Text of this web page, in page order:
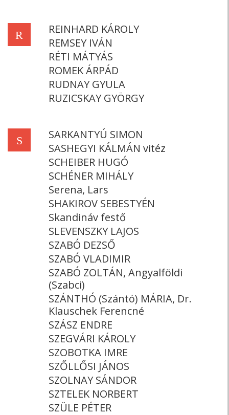
R
REINHARD KÁROLY
REMSEY IVÁN
RÉTI MÁTYÁS
ROMEK ÁRPÁD
RUDNAY GYULA
RUZICSKAY GYÖRGY
S
SARKANTYÚ SIMON
SASHEGYI KÁLMÁN vitéz
SCHEIBER HUGÓ
SCHÉNER MIHÁLY
Serena, Lars
SHAKIROV SEBESTYÉN
Skandináv festő
SLEVENSZKY LAJOS
SZABÓ DEZSŐ
SZABÓ VLADIMIR
SZABÓ ZOLTÁN, Angyalföldi
(Szabci)
SZÁNTHÓ (Szántó) MÁRIA, Dr.
Klauschek Ferencné
SZÁSZ ENDRE
SZEGVÁRI KÁROLY
SZOBOTKA IMRE
SZŐLLŐSI JÁNOS
SZOLNAY SÁNDOR
SZTELEK NORBERT
SZÜLE PÉTER